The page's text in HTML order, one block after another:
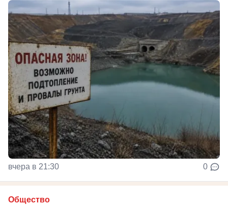
вчера в 21:30 0
Общество